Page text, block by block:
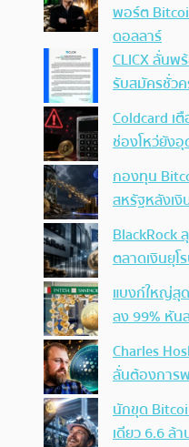
พอร์ต
ดอลลาร์
CLICX ลั่น
รับสมัครชั่ว
Coldcard เ
ช่องโหว่ยังอุ
กองทุน
สหรัฐหลังเ
BlackRock
ตลาดเงินยุ
แบงก์ใหญ่สุ
ลง 99% หัน
Charles
ลั่นต้องการ
นักขุด
เดียว 6.6 ล้